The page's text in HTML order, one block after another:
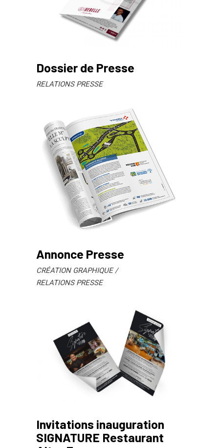
Dossier de Presse
RELATIONS PRESSE
Annonce Presse
CRÉATION GRAPHIQUE
RELATIONS PRESSE
Invitations inauguration
SIGNATURE Restaurant